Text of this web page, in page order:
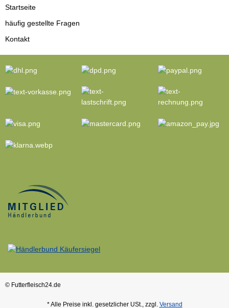
Startseite
häufig gestellte Fragen
Kontakt
© Futterfleisch24.de
* Alle Preise inkl. gesetzlicher USt., zzgl. Versand